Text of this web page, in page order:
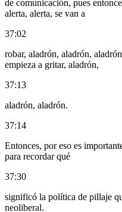
de comunicación, pues
alerta, alerta, se van a
37:02
robar, aladrón, aladrón,
empieza a gritar, aladrón,
37:13
aladrón, aladrón.
37:14
Entonces, por eso es
para recordar qué
37:30
significó la política de pillaje
neoliberal.